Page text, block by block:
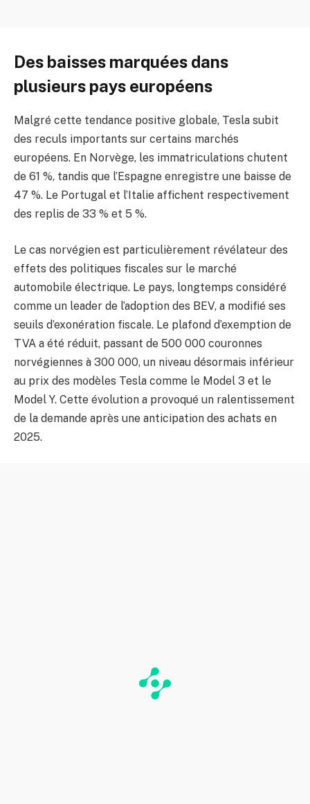
Des baisses marquées dans
plusieurs pays européens
Malgré cette tendance positive globale, Tesla subit
des reculs importants sur certains marchés
européens. En Norvège, les immatriculations chutent
de 61 %, tandis que l’Espagne enregistre une baisse de
47 %. Le Portugal et l’Italie affichent respectivement
des replis de 33 % et 5 %.
Le cas norvégien est particulièrement révélateur des
effets des politiques fiscales sur le marché
automobile électrique. Le pays, longtemps considéré
comme un leader de l’adoption des BEV, a modifié ses
seuils d’exonération fiscale. Le plafond d’exemption de
TVA a été réduit, passant de 500 000 couronnes
norvégiennes à 300 000, un niveau désormais inférieur
au prix des modèles Tesla comme le Model 3 et le
Model Y. Cette évolution a provoqué un ralentissement
de la demande après une anticipation des achats en
2025.